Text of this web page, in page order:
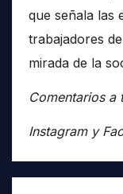
que señala las
trabajadores
mirada de la
Comentarios a
Instagram y